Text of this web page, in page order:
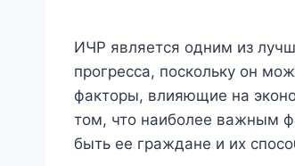
ИЧР является одним из
прогресса, поскольку он
факторы, влияющие на
том, что наиболее важным
быть ее граждане и их